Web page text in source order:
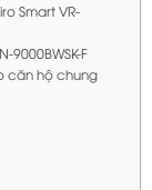
Smart VR-
F
căn hộ chung